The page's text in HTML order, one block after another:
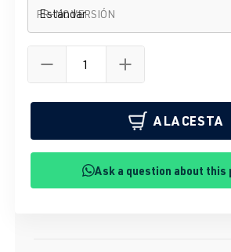
FR-NC VERSIÓN
A LA CESTA
Ask a question about this